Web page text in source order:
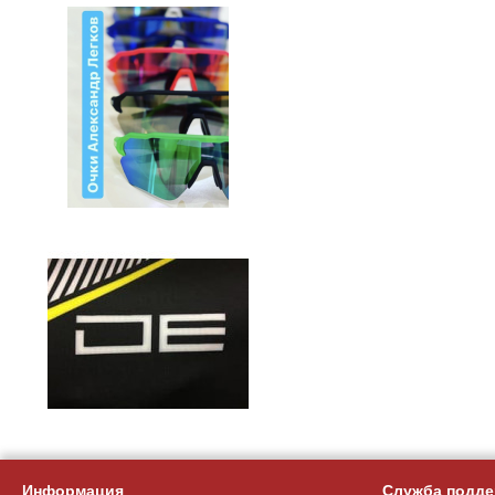
Информация Служба